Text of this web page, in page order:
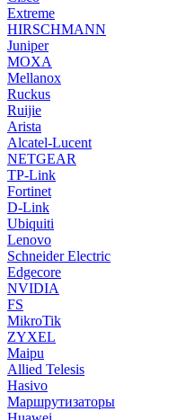
Extreme
HIRSCHMANN
Juniper
MOXA
Mellanox
Ruckus
Ruijie
Arista
Alcatel-Lucent
NETGEAR
TP-Link
Fortinet
D-Link
Ubiquiti
Lenovo
Schneider Electric
Edgecore
NVIDIA
FS
MikroTik
ZYXEL
Maipu
Allied Telesis
Hasivo
Маршрутизаторы